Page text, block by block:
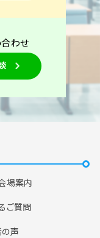
わせ
場案内
ご質問
声